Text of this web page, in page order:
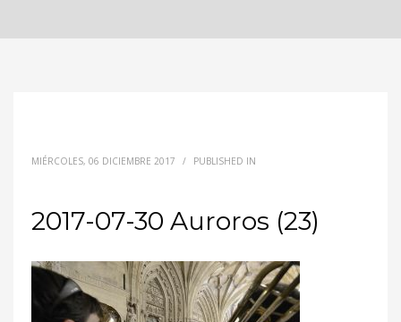
MIÉRCOLES, 06 DICIEMBRE 2017 / PUBLISHED IN
2017-07-30 Auroros (23)